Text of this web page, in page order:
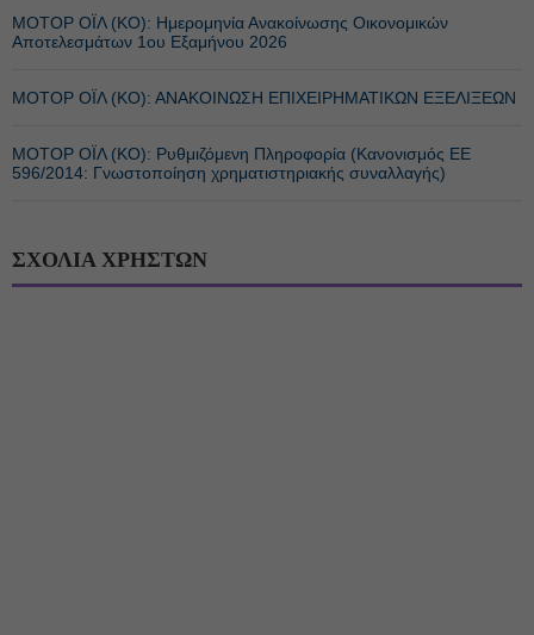
ΜΟΤΟΡ ΟΪΛ (ΚΟ): Ημερομηνία Ανακοίνωσης Οικονομικών
Αποτελεσμάτων 1ου Εξαμήνου 2026
ΜΟΤΟΡ ΟΪΛ (ΚΟ): ΑΝΑΚΟΙΝΩΣΗ ΕΠΙΧΕΙΡΗΜΑΤΙΚΩΝ ΕΞΕΛΙΞΕΩΝ
ΜΟΤΟΡ ΟΪΛ (ΚΟ): Ρυθμιζόμενη Πληροφορία (Κανονισμός ΕΕ
596/2014: Γνωστοποίηση χρηματιστηριακής συναλλαγής)
ΣΧΟΛΙΑ ΧΡΗΣΤΩΝ